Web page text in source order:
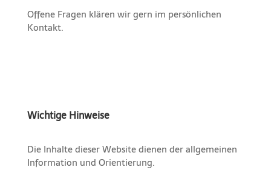
Offene Fragen klären wir gern im persönlichen
Kontakt.
Wichtige Hinweise
Die Inhalte dieser Website dienen der allgemeinen
Information und Orientierung.